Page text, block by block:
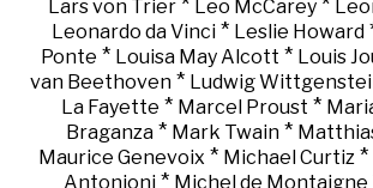
Lars von Trier* Leo McCarey*
Leonardo da Vinci * Leslie Howard
Ponte * Louisa May Alcott * Louis
van Beethoven * Ludwig
La Fayette * Marcel Proust *
Braganza* Mark Twain*
Maurice Genevoix * Michael Curtiz *
Antonioni* Michel de Montaigne